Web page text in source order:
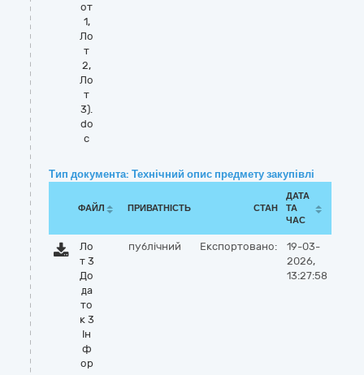
от
1,
Ло
т
2,
Ло
т
3).
do
c
Тип документа: Технічний опис предмету закупівлі
ФАЙЛ ПРИВАТНІСТЬ СТАН
ДАТА
ТА
ЧАС
Ло
т 3
До
да
то
к 3
Ін
ф
ор
публічний Експортовано:
19-03-
2026,
13:27:58